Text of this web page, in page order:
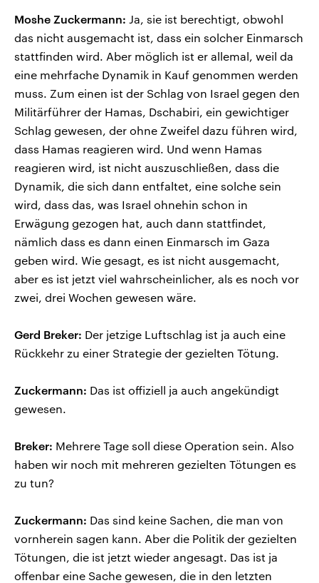
Moshe Zuckermann: Ja, sie ist berechtigt, obwohl
das nicht ausgemacht ist, dass ein solcher Einmarsch
stattfinden wird. Aber möglich ist er allemal, weil da
eine mehrfache Dynamik in Kauf genommen werden
muss. Zum einen ist der Schlag von Israel gegen den
Militärführer der Hamas, Dschabiri, ein gewichtiger
Schlag gewesen, der ohne Zweifel dazu führen wird,
dass Hamas reagieren wird. Und wenn Hamas
reagieren wird, ist nicht auszuschließen, dass die
Dynamik, die sich dann entfaltet, eine solche sein
wird, dass das, was Israel ohnehin schon in
Erwägung gezogen hat, auch dann stattfindet,
nämlich dass es dann einen Einmarsch im Gaza
geben wird. Wie gesagt, es ist nicht ausgemacht,
aber es ist jetzt viel wahrscheinlicher, als es noch vor
zwei, drei Wochen gewesen wäre.
Gerd Breker: Der jetzige Luftschlag ist ja auch eine
Rückkehr zu einer Strategie der gezielten Tötung.
Zuckermann: Das ist offiziell ja auch angekündigt
gewesen.
Breker: Mehrere Tage soll diese Operation sein. Also
haben wir noch mit mehreren gezielten Tötungen es
zu tun?
Zuckermann: Das sind keine Sachen, die man von
vornherein sagen kann. Aber die Politik der gezielten
Tötungen, die ist jetzt wieder angesagt. Das ist ja
offenbar eine Sache gewesen, die in den letzten